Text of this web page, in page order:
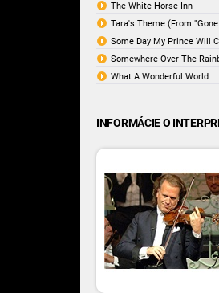
The White Horse Inn
Tara's Theme (From
Some Day My Prince Will
Somewhere Over The
What A Wonderful World
INFORMÁCIE O